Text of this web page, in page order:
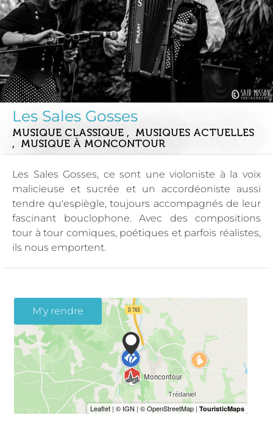
Les Sales Gosses
MUSIQUE CLASSIQUE , MUSIQUES ACTUELLES
, MUSIQUE À MONCONTOUR
Les Sales Gosses, ce sont une violoniste à la voix
malicieuse et sucrée et un accordéoniste aussi
tendre qu'espiègle, toujours accompagnés de leur
fascinant bouclophone. Avec des compositions
tour à tour comiques, poétiques et parfois réalistes,
ils nous emportent.
M'y rendre